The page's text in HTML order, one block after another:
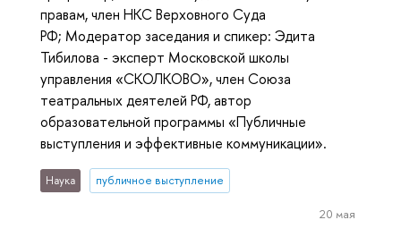
правам, член НКС Верховного Суда
РФ; Модератор заседания и спикер: Эдита
Тибилова - эксперт Московской школы
управления «СКОЛКОВО», член Союза
театральных деятелей РФ, автор
образовательной программы «Публичные
выступления и эффективные коммуникации».
Наука публичное выступление
20 мая